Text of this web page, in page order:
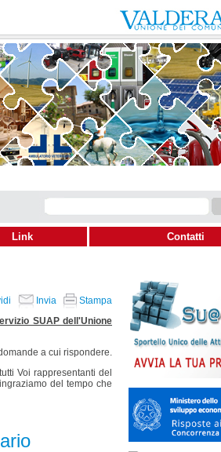
Link Contatti
Invia
Stampa
SUAP dell'Unione
a cui rispondere.
Voi rappresentanti del
del tempo che